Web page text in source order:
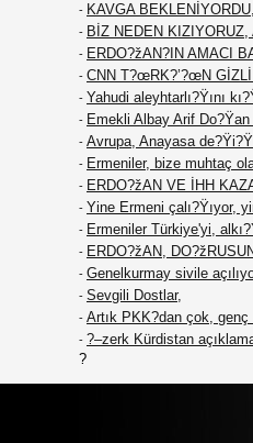
- KAVGA
- BİZ NEDEN
- ERDO?žAN?IN AMACI
- CNN T?œRK?’?œN
- Yahudi aleyhtarlı?Ÿını
- Emekli Albay Arif
- Avrupa, Anayasa
- Ermeniler, bize muhtaç
- ERDO?žAN VE İHH
- Yine Ermeni çalı?Ÿıyor,
- Ermeniler Türkiye'yi,
- ERDO?žAN,
- Genelkurmay sivile
- Sevgili Dostlar,
- Artık PKK?dan çok,
- ?–zerk Kürdistan
?